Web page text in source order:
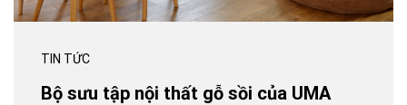
TIN TỨC
Bộ sưu tập nội thất gỗ sồi của UMA